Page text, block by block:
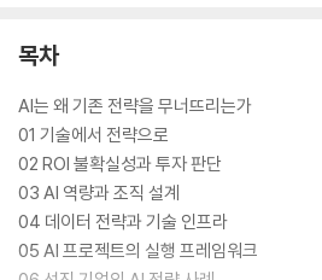
목차
AI는 왜 기존 전략을 무너뜨리는가
01 기술에서 전략으로
02 ROI 불확실성과 투자 판단
03 AI 역량과 조직 설계
04 데이터 전략과 기술 인프라
05 AI 프로젝트의 실행 프레임워크